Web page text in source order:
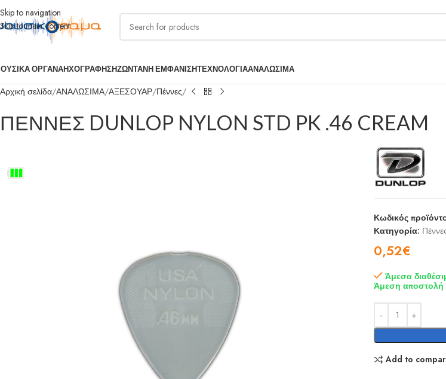
Skip to navigation
Skip to main content
ΟΡΓΑΝΑΗΧΟΓΡΑΦΗΣΗΖΩΝΤΑΝΗ ΕΜΦΑΝΙΣΗΤΕΧΝΟΛΟΓΙΑΑΝΑΛΩΣΙΜΑ
Αρχική σελίδα ΑΝΑΛΩΣΙΜΑ ΑΞΕΣΟΥΑΡ Πέννες
ΠΕΝΝΕΣ DUNLOP NYLON STD PK .46 CREAM
Κωδικός
Κατηγορία:
0,52€
Άμεσα
Άμεση αποστολή
Add to